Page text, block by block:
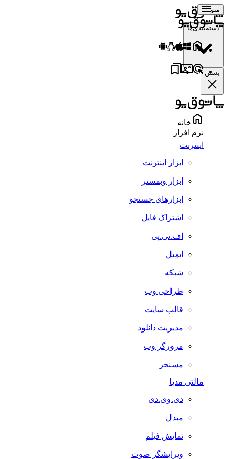
منو
دسته‌بندی‌ها
بستن
خانه
نرم افزار
اینترنت
ابزار اینترنت
ابزار وبمستر
ابزارهای جستجو
اشتراک فایل
اف.تی.پی
ایمیل
شبکه
طراحی وب
قالب سایت
مدیریت دانلود
مرورگر وب
مسنجر
مالتی مدیا
دی.وی.دی
مبدل
نمایش فیلم
ویرایشگر صوت